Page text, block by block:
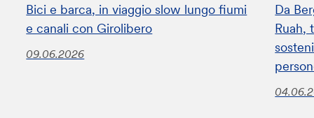
Bici e barca, in viaggio slow lungo fiumi
e canali con Girolibero
09.06.2026
Da
Ruah,